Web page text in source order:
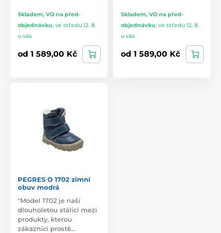
Skladem, VO na před-
objednávku, ve středu 12. 8.
u vás
od 1 589,00 Kč
Skladem, VO na před-
objednávku, ve středu 12. 8.
u vás
od 1 589,00 Kč
PEGRES O 1702 zimní
obuv modrá
"Model 1702 je naší
dlouholetou stálicí mezi
produkty, kterou
zákazníci prostě…